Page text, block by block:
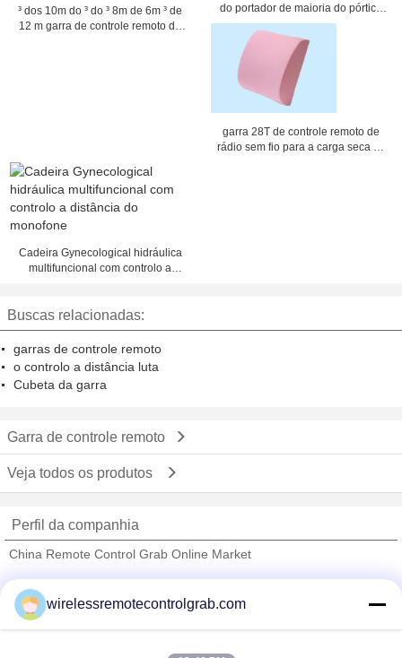
³ dos 10m do ³ do ³ 8m de 6m ³ de
12 m garra de controle remoto do
do portador de maioria do pórtico
da construção naval da soldadura
de aço
garra 28T de controle remoto de
rádio sem fio para a carga seca da
Cadeira Gynecological hidráulica
multifuncional com controlo a
Buscas relacionadas:
garras de controle remoto
o controlo a distância luta
Cubeta da garra
Garra de controle remoto
Veja todos os produtos
Perfil da companhia
China Remote Control Grab Online Market
Trust Seal
Verified Suplier
wirelessremotecontrolgrab.com